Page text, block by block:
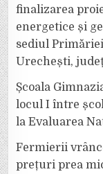
finalizarea
energetice și
sediul
Urechești,
Școala
locul I între
la Evaluarea
Fermierii
prețuri prea